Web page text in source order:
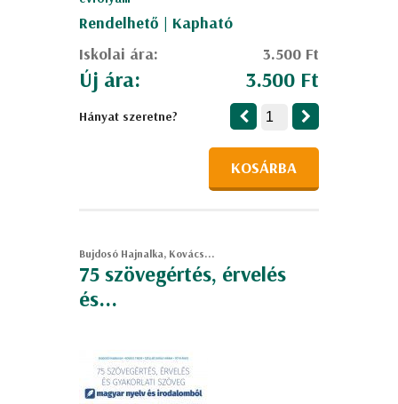
Rendelhető | Kapható
Iskolai ára:
3.500 Ft
Új ára: 3.500 Ft
Hányat szeretne?
KOSÁRBA
Bujdosó Hajnalka, Kovács...
75 szövegértés, érvelés
és...